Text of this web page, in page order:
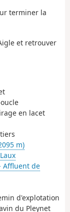
terminer la
et retrouver
en lacet
m)
Affluent de
d'explotation
du Pleynet